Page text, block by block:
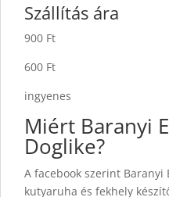
Szállítás ára
900 Ft
600 Ft
ingyenes
Miért Baranyi
Doglike?
A facebook szerint Baranyi
kutyaruha és fekhely